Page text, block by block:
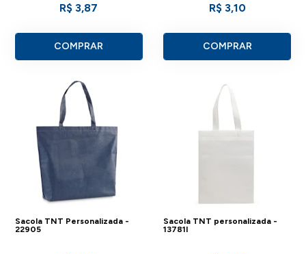
R$ 3,87
COMPRAR
R$ 3,10
COMPRAR
Sacola TNT Personalizada -
22905
Sacola TNT personalizada -
13781I